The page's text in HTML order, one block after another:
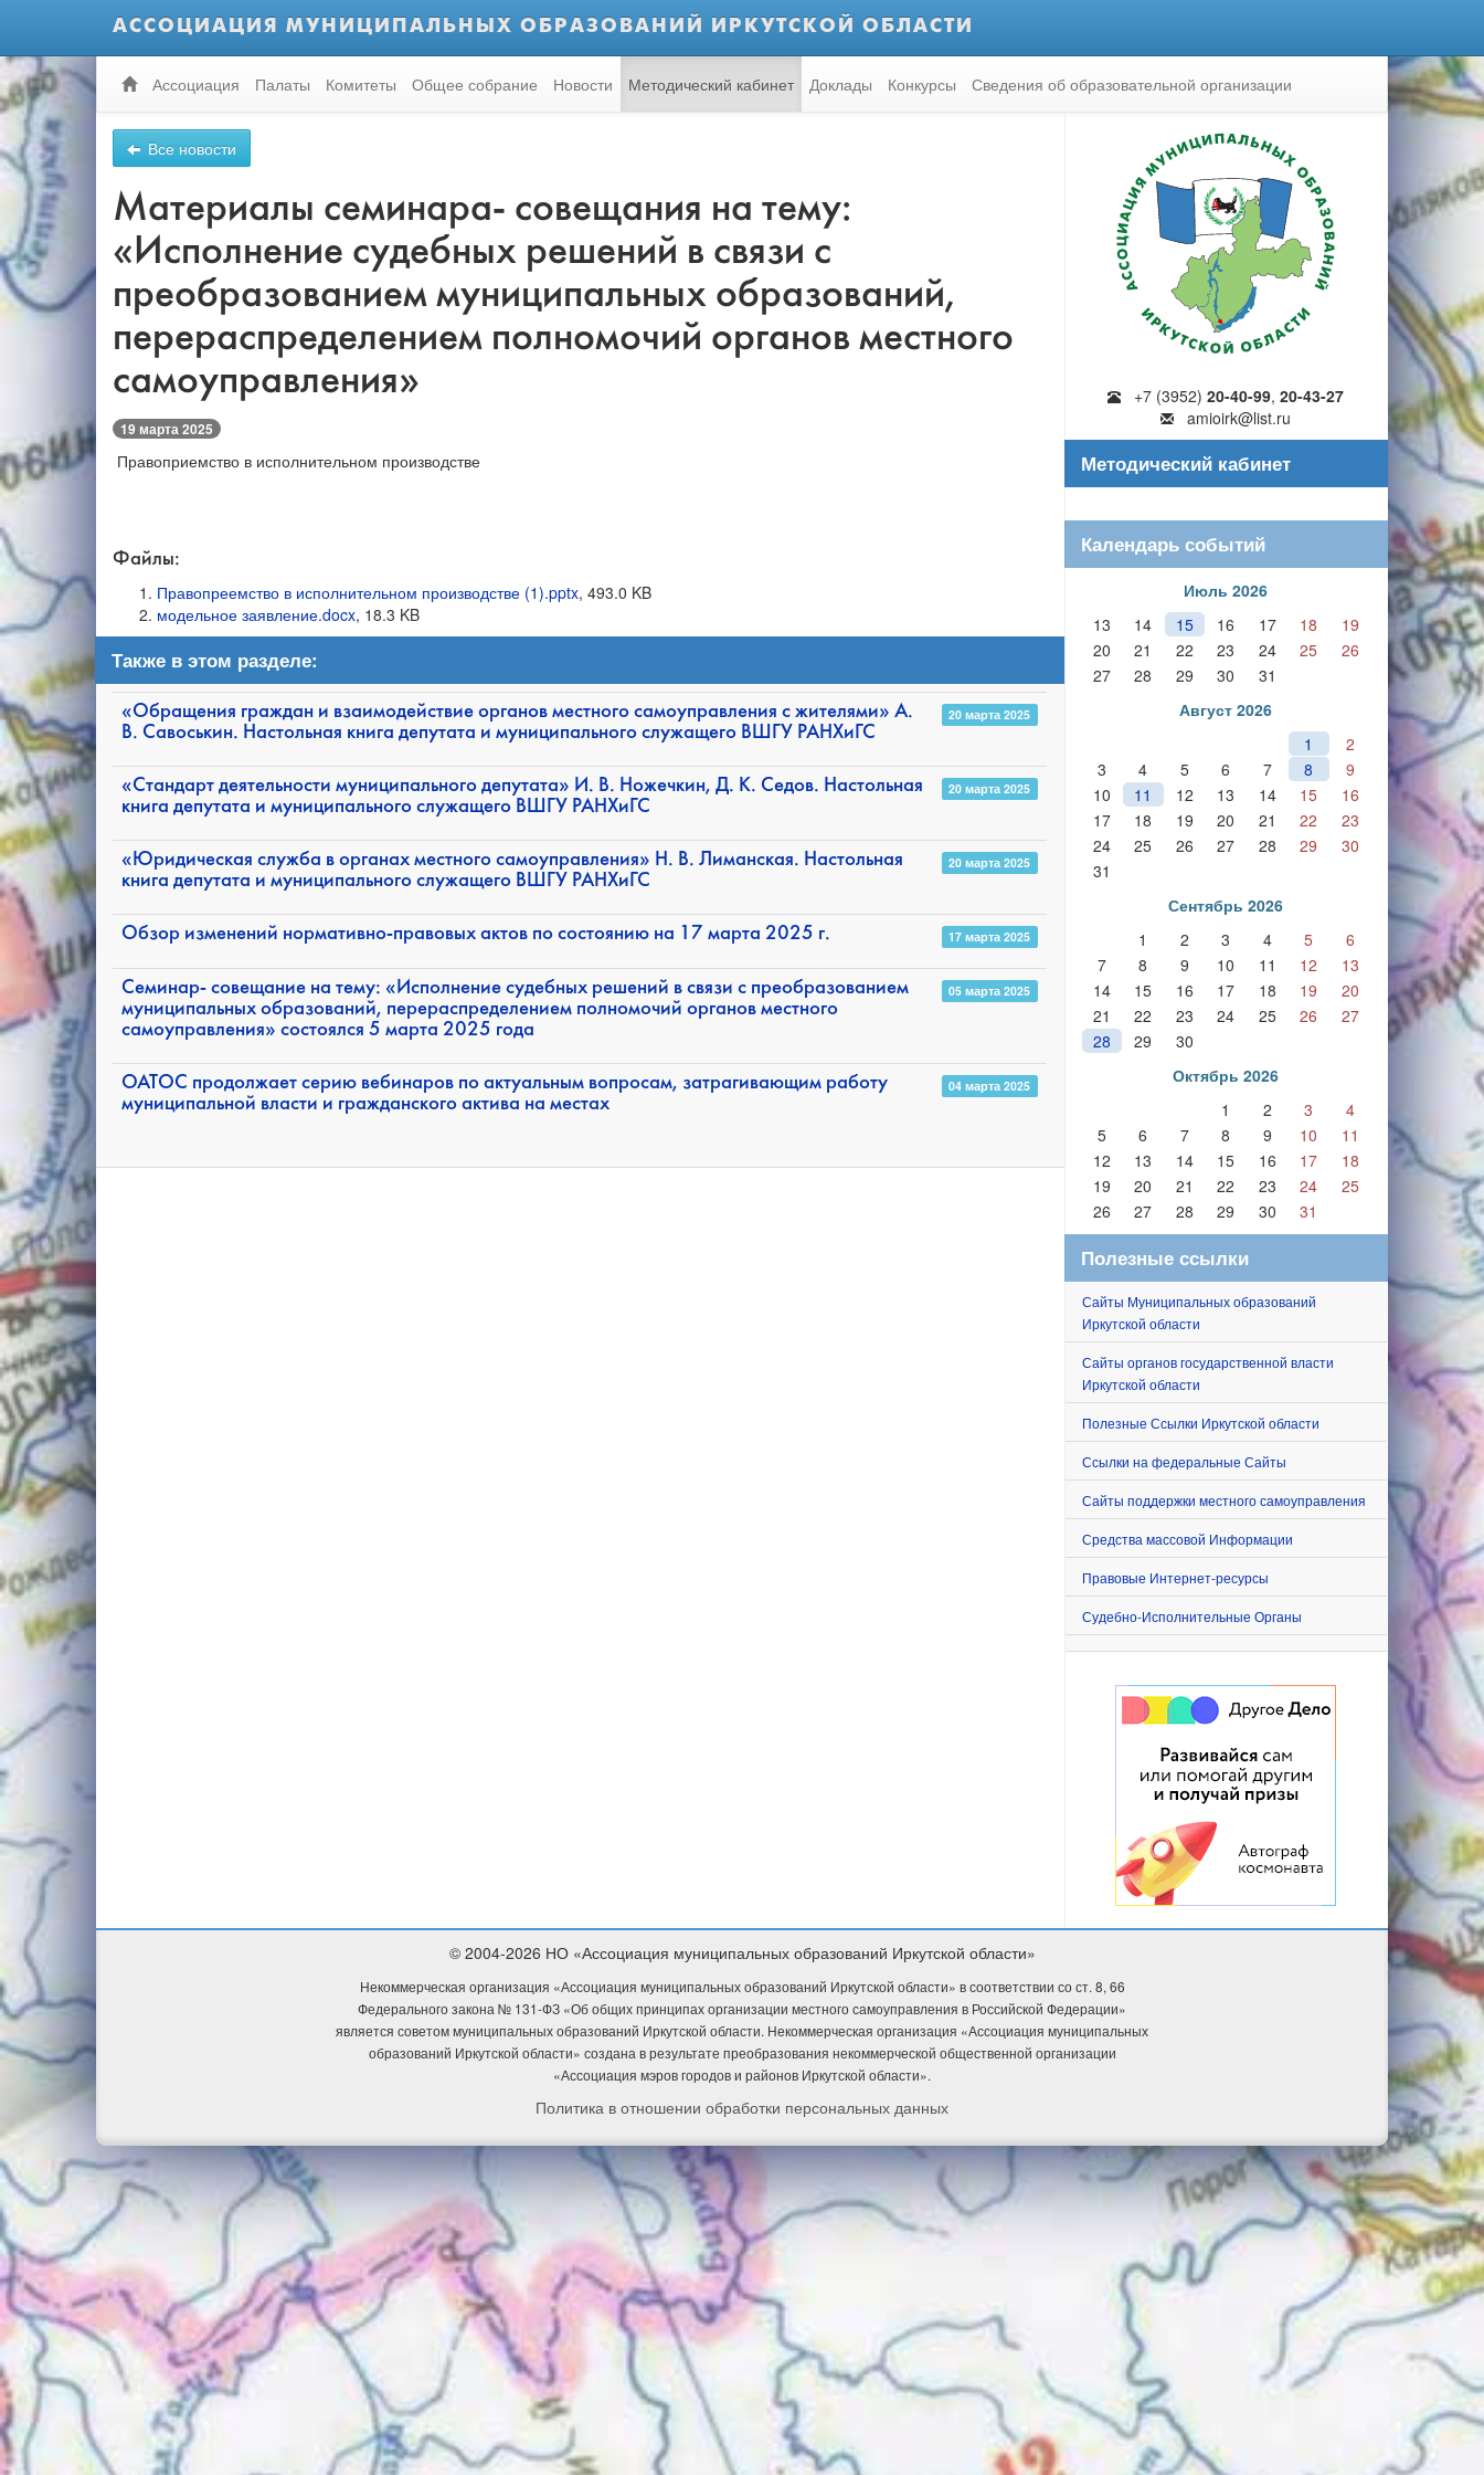
АССОЦИАЦИЯ МУНИЦИПАЛЬНЫХ ОБРАЗОВАНИЙ ИРКУТСКОЙ ОБЛАСТИ
Ассоциация Палаты Комитеты Общее собрание Новости Методический кабинет Доклады Конкурсы Сведения об образовательной организации
Все новости
Материалы семинара- совещания на тему:
«Исполнение судебных решений в связи с
преобразованием муниципальных образований,
перераспределением полномочий органов местного
самоуправления»
19 марта 2025
Правоприемство в исполнительном производстве
Файлы:
Правопреемство в исполнительном производстве (1).pptx, 493.0 KB
модельное заявление.docx, 18.3 KB
Также в этом разделе:
«Обращения граждан и взаимодействие органов местного самоуправления с жителями» А.
В. Савоськин. Настольная книга депутата и муниципального служащего ВШГУ РАНХиГС
20 марта 2025
«Стандарт деятельности муниципального депутата» И. В. Ножечкин, Д. К. Седов. Настольная
книга депутата и муниципального служащего ВШГУ РАНХиГС
20 марта 2025
«Юридическая служба в органах местного самоуправления» Н. В. Лиманская. Настольная
книга депутата и муниципального служащего ВШГУ РАНХиГС
20 марта 2025
Обзор изменений нормативно-правовых актов по состоянию на 17 марта 2025 г. 17 марта 2025
Семинар- совещание на тему: «Исполнение судебных решений в связи с преобразованием
муниципальных образований, перераспределением полномочий органов местного
самоуправления» состоялся 5 марта 2025 года
05 марта 2025
ОАТОС продолжает серию вебинаров по актуальным вопросам, затрагивающим работу
муниципальной власти и гражданского актива на местах
04 марта 2025
+7 (3952)20-40-99,20-43-27
amioirk@list.ru
Методический кабинет
Календарь событий
Июль 2026
13
14 15 16 17 18
19
20
21 22 23 24 25
26
27
28 29 30
31
Август 2026
1
2
3
4 5 6 7 8
9
10
11 12 13 14 15
16
17
18 19 20 21 22
23
24
25 26 27 28 29
30
31
Сентябрь 2026
1
2 3 4 5
6
7
8 9 10 11 12
13
14
15 16 17 18 19
20
21
22 23 24 25 26
27
28
29
30
Октябрь 2026
1
2 3
4
5
6 7 8 9 10
11
12
13 14 15 16 17
18
19
20 21 22 23 24
25
26
27 28 29 30 31
Полезные ссылки
Сайты Муниципальных образований
Иркутской области
Сайты органов государственной власти
Иркутской области
Полезные Ссылки Иркутской области
Ссылки на федеральные Сайты
Сайты поддержки местного самоуправления
Средства массовой Информации
Правовые Интернет-ресурсы
Судебно-Исполнительные Органы
© 2004-2026 НО «Ассоциация муниципальных образований Иркутской области»
Некоммерческая организация «Ассоциация муниципальных образований Иркутской области» в соответствии со ст. 8, 66
Федерального закона № 131-ФЗ «Об общих принципах организации местного самоуправления в Российской Федерации»
является советом муниципальных образований Иркутской области. Некоммерческая организация «Ассоциация муниципальных
образований Иркутской области» создана в результате преобразования некоммерческой общественной организации
«Ассоциация мэров городов и районов Иркутской области».
Политика в отношении обработки персональных данных